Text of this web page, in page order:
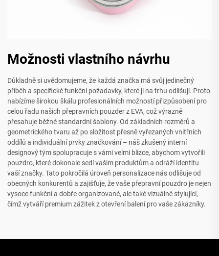
Možnosti vlastního návrhu
Důkladně si uvědomujeme, že každá značka má svůj jedinečný
příběh a specifické funkční požadavky, které ji na trhu odlišují. Proto
nabízíme širokou škálu profesionálních možností přizpůsobení pro
celou řadu našich přepravních pouzder z EVA, což výrazně
přesahuje běžné standardní šablony. Od základních rozměrů a
geometrického tvaru až po složitost přesně vyřezaných vnitřních
oddílů a individuální prvky značkování – náš zkušený interní
designový tým spolupracuje s vámi velmi blízce, abychom vytvořili
pouzdro, které dokonale sedí vašim produktům a odráží identitu
vaší značky. Tato pokročilá úroveň personalizace nás odlišuje od
obecných konkurentů a zajišťuje, že vaše přepravní pouzdro je nejen
vysoce funkční a dobře organizované, ale také vizuálně stylující,
čímž vytváří premium zážitek z otevření balení pro vaše zákazníky.